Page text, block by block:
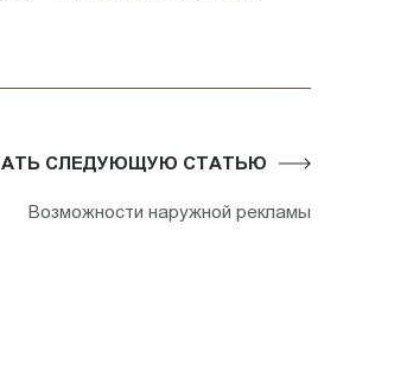
СЛЕДУЮЩУЮ СТАТЬЮ
Возможности наружной рекламы